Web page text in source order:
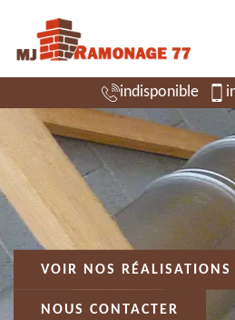
indisponible
VOIR NOS RÉALISATIONS
NOUS CONTACTER